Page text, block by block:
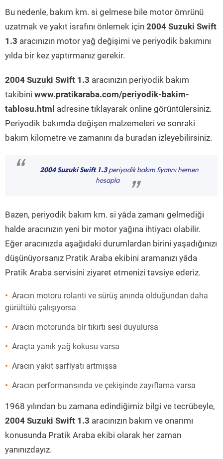
Bu nedenle, bakım km. si gelmese bile motor ömrünü
uzatmak ve yakıt israfını önlemek için 2004 Suzuki Swift
1.3 aracınızın motor yağ değişimi ve periyodik bakımını
yılda bir kez yaptırmanız gerekir.
2004 Suzuki Swift 1.3 aracınızın periyodik bakım
takibini www.pratikaraba.com/periyodik-bakim-
tablosu.html adresine tıklayarak online görüntülersiniz.
Periyodik bakımda değişen malzemeleri ve sonraki
bakım kilometre ve zamanını da buradan izleyebilirsiniz.
“ 2004 Suzuki Swift 1.3periyodik bakım fiyatını hemen
hesapla
”
Bazen, periyodik bakım km. si yâda zamanı gelmediği
halde aracınızın yeni bir motor yağına ihtiyacı olabilir.
Eğer aracınızda aşağıdaki durumlardan birini yaşadığınızı
düşünüyorsanız Pratik Araba ekibini aramanızı yâda
Pratik Araba servisini ziyaret etmenizi tavsiye ederiz.
Aracın motoru rolanti ve sürüş anında olduğundan daha
gürültülü çalışıyorsa
Aracın motorunda bir tıkırtı sesi duyulursa
Araçta yanık yağ kokusu varsa
Aracın yakıt sarfiyatı artmışsa
Aracın performansında ve çekişinde zayıflama varsa
1968 yılından bu zamana edindiğimiz bilgi ve tecrübeyle,
2004 Suzuki Swift 1.3 aracınızın bakım ve onarımı
konusunda Pratik Araba ekibi olarak her zaman
yanınızdayız.